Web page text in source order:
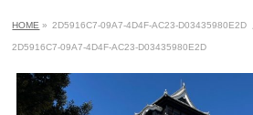
HOME » 2D5916C7-09A7-4D4F-AC23-D03435980E2D
2D5916C7-09A7-4D4F-AC23-D03435980E2D